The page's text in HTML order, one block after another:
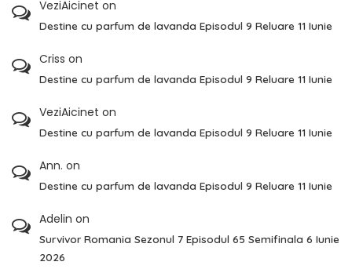
VeziAicinet on
Destine cu parfum de lavanda Episodul 9 Reluare 11 Iunie
Criss on
Destine cu parfum de lavanda Episodul 9 Reluare 11 Iunie
VeziAicinet on
Destine cu parfum de lavanda Episodul 9 Reluare 11 Iunie
Ann. on
Destine cu parfum de lavanda Episodul 9 Reluare 11 Iunie
Adelin on
Survivor Romania Sezonul 7 Episodul 65 Semifinala 6 Iunie
2026